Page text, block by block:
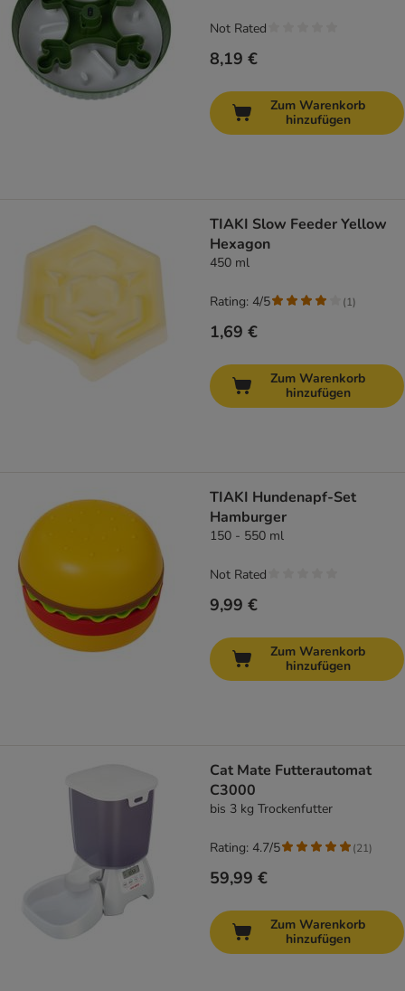
8,19 €
Not Rated
Zum Warenkorb
hinzufügen
TIAKI Slow Feeder Yellow
Hexagon
450 ml
1,69 €
Rating: 4/5 (1)
Zum Warenkorb
hinzufügen
TIAKI Hundenapf-Set
Hamburger
150 - 550 ml
9,99 €
Not Rated
Zum Warenkorb
hinzufügen
Cat Mate Futterautomat
C3000
bis 3 kg Trockenfutter
59,99 €
Rating: 4.7/5 (21)
Zum Warenkorb
hinzufügen